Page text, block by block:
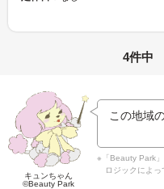
4件中
キュンちゃん
©Beauty Park
この地域
※「Beauty Park
ロジックによっ